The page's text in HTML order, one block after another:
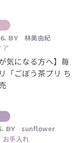
BY
林美由紀
気になる方へ】毎
「ごぼう茶プリ ち
BY
sunflower
手入れ